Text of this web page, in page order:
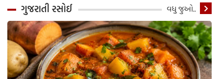
ગુજરાતી રસોઈ વધુ જુઓ..